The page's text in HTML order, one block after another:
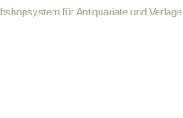
für Antiquariate und